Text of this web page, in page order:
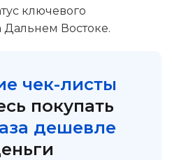
ключевого
Дальнем Востоке.
чек-листы
покупать
дешевле